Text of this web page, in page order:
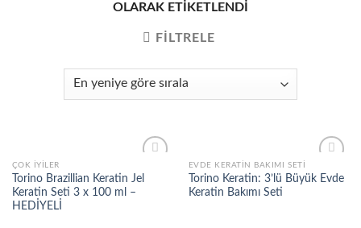
OLARAK ETIKETLENDI
FILTRELE
Add to
wishlist
ÇOK İYILER
Torino Brazillian Keratin Jel
Keratin Seti 3 x 100 ml –
HEDİYELİ
Add to
wishlist
EVDE KERATIN BAKIMI SETI
Torino Keratin: 3’lü Büyük Evde
Keratin Bakımı Seti